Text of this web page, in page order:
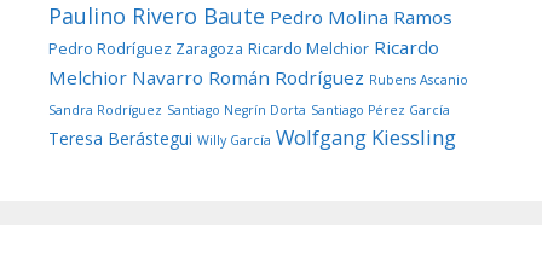
Paulino Rivero Baute Pedro Molina Ramos
Pedro Rodríguez Zaragoza Ricardo Melchior Ricardo
Melchior Navarro Román Rodríguez Rubens Ascanio
Sandra Rodríguez Santiago Negrín Dorta Santiago Pérez García
Teresa Berástegui Willy García Wolfgang Kiessling